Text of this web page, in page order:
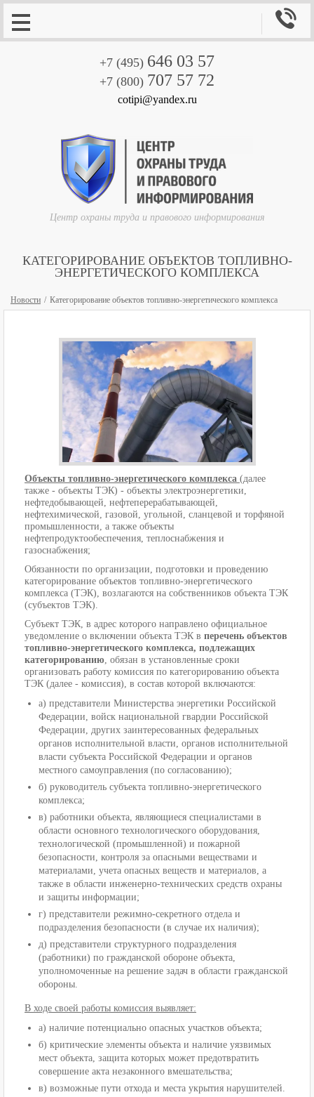
+7 (495) 646 03 57
+7 (800) 707 57 72
cotipi@yandex.ru
Центр охраны труда и правового информирования

КАТЕГОРИРОВАНИЕ ОБЪЕКТОВ ТОПЛИВНО-
ЭНЕРГЕТИЧЕСКОГО КОМПЛЕКСА
Новости Категорирование объектов топливно-энергетического комплекса
Объекты топливно-энергетического комплекса (далее
также - объекты ТЭК) - объекты электроэнергетики,
нефтедобывающей, нефтеперерабатывающей,
нефтехимической, газовой, угольной, сланцевой и торфяной
промышленности, а также объекты
нефтепродуктообеспечения, теплоснабжения и
газоснабжения;
Обязанности по организации, подготовки и проведению
категорирование объектов топливно-энергетического
комплекса (ТЭК), возлагаются на собственников объекта ТЭК
(субъектов ТЭК).
Субъект ТЭК, в адрес которого направлено официальное
уведомление о включении объекта ТЭК в перечень объектов
топливно-энергетического комплекса, подлежащих
категорированию, обязан в установленные сроки
организовать работу комиссия по категорированию объекта
ТЭК (далее - комиссия), в состав которой включаются:
а) представители Министерства энергетики Российской
Федерации, войск национальной гвардии Российской
Федерации, других заинтересованных федеральных
органов исполнительной власти, органов исполнительной
власти субъекта Российской Федерации и органов
местного самоуправления (по согласованию);
б) руководитель субъекта топливно-энергетического
комплекса;
в) работники объекта, являющиеся специалистами в
области основного технологического оборудования,
технологической (промышленной) и пожарной
безопасности, контроля за опасными веществами и
материалами, учета опасных веществ и материалов, а
также в области инженерно-технических средств охраны
и защиты информации;
г) представители режимно-секретного отдела и
подразделения безопасности (в случае их наличия);
д) представители структурного подразделения
(работники) по гражданской обороне объекта,
уполномоченные на решение задач в области гражданской
обороны.
В ходе своей работы комиссия выявляет:
а) наличие потенциально опасных участков объекта;
б) критические элементы объекта и наличие уязвимых
мест объекта, защита которых может предотвратить
совершение акта незаконного вмешательства;
в) возможные пути отхода и места укрытия нарушителей.